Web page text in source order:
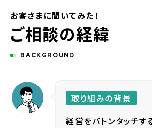
お客さまに聞いてみた！
ご相談の経緯
BACKGROUND
取り組みの背景
経営をバトンタッチ